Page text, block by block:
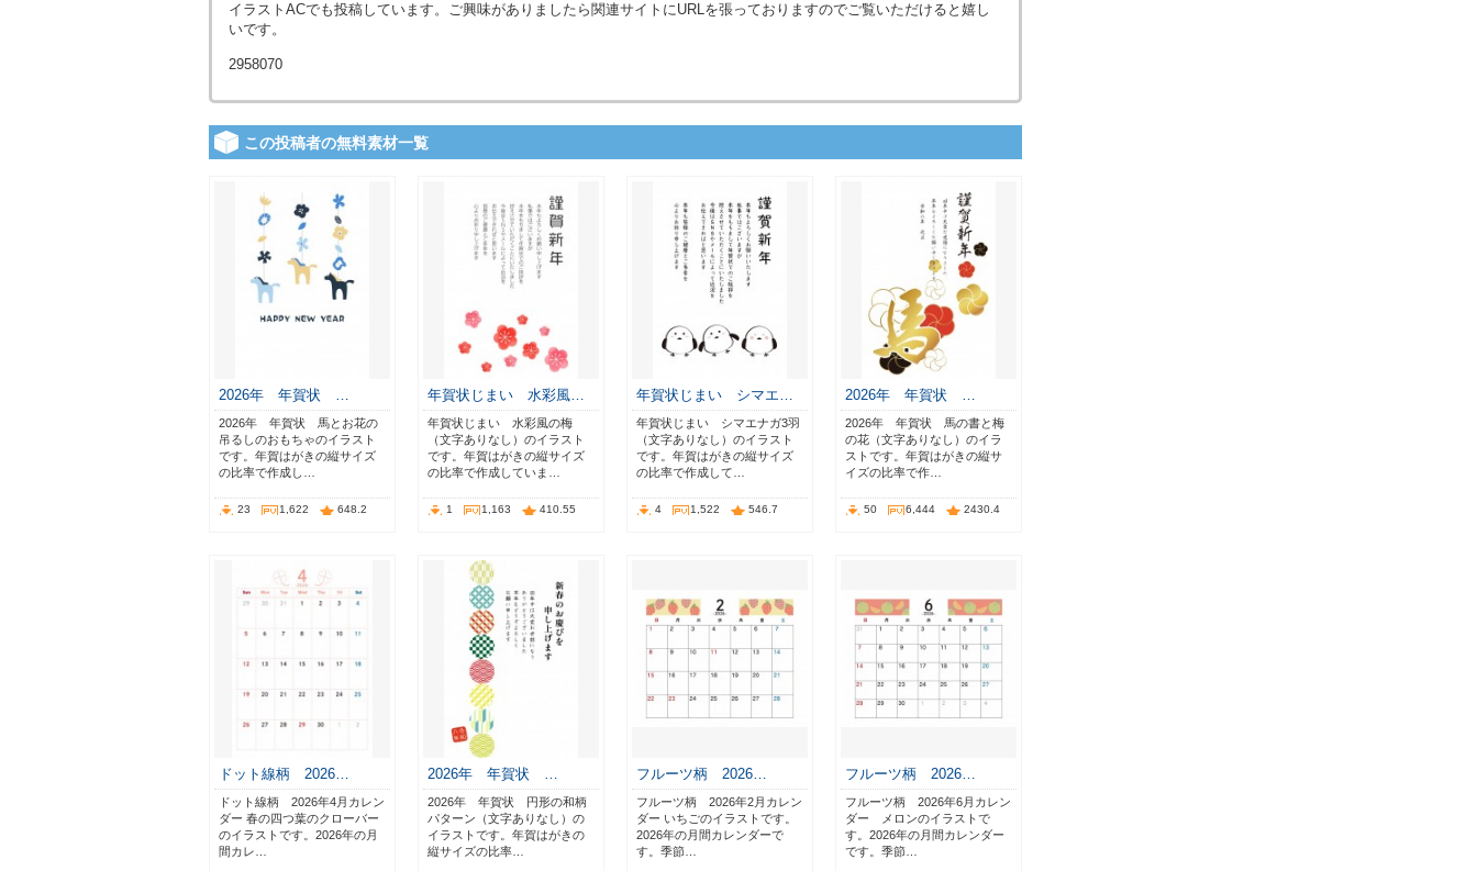
イラストACでも投稿しています。ご興味がありましたら関連サイトにURLを張っておりますのでご覧いただけると嬉し
いです。
2958070
この投稿者の無料素材一覧
2026年 年賀状 …
2026年 年賀状 馬とお花の
吊るしのおもちゃのイラスト
です。年賀はがきの縦サイズ
の比率で作成し…
23 1,622 648.2
年賀状じまい 水彩風…
年賀状じまい 水彩風の梅
（文字ありなし）のイラスト
です。年賀はがきの縦サイズ
の比率で作成していま…
1 1,163 410.55
年賀状じまい シマエ…
年賀状じまい シマエナガ3羽
（文字ありなし）のイラスト
です。年賀はがきの縦サイズ
の比率で作成して…
4 1,522 546.7
2026年 年賀状 …
2026年 年賀状 馬の書と梅
の花（文字ありなし）のイラ
ストです。年賀はがきの縦サ
イズの比率で作…
50 6,444 2430.4
ドット線柄 2026…
ドット線柄 2026年4月カレン
ダー 春の四つ葉のクローバー
のイラストです。2026年の月
間カレ…
2026年 年賀状 …
2026年 年賀状 円形の和柄
パターン（文字ありなし）の
イラストです。年賀はがきの
縦サイズの比率…
フルーツ柄 2026…
フルーツ柄 2026年2月カレン
ダー いちごのイラストです。
2026年の月間カレンダーで
す。季節…
フルーツ柄 2026…
フルーツ柄 2026年6月カレン
ダー メロンのイラストで
す。2026年の月間カレンダー
です。季節…